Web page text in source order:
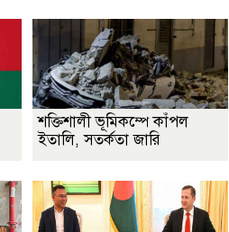
শক্তিশালী ভূমিকম্পে কাঁপল
ইতালি, সতর্কতা জারি